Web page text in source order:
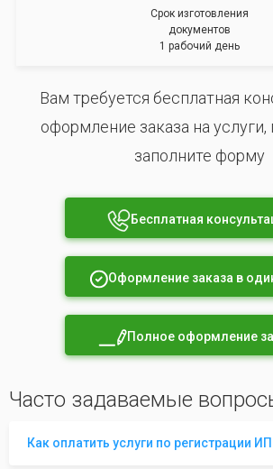
Срок изготовления
документов
1 рабочий день
Вам требуется бесплатная
оформление заказа на услуги,
заполните форму
Бесплатная
Оформление заказа в
Полное оформление
Часто задаваемые
Как оплатить услуги по регистрации